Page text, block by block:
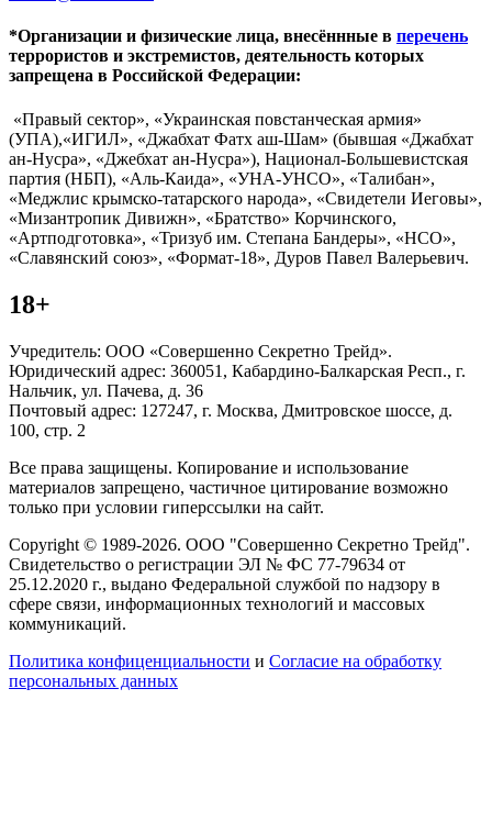
*Организации и физические лица, внесённные в перечень
террористов и экстремистов, деятельность которых
запрещена в Российской Федерации:
«Правый сектор», «Украинская повстанческая армия»
(УПА),«ИГИЛ», «Джабхат Фатх аш-Шам» (бывшая «Джабхат
ан-Нусра», «Джебхат ан-Нусра»), Национал-Большевистская
партия (НБП), «Аль-Каида», «УНА-УНСО», «Талибан»,
«Меджлис крымско-татарского народа», «Свидетели Иеговы»,
«Мизантропик Дивижн», «Братство» Корчинского,
«Артподготовка», «Тризуб им. Степана Бандеры», «НСО»,
«Славянский союз», «Формат-18», Дуров Павел Валерьевич.
18+
Учредитель: ООО «Совершенно Секретно Трейд».
Юридический адрес: 360051, Кабардино-Балкарская Респ., г.
Нальчик, ул. Пачева, д. 36
Почтовый адрес: 127247, г. Москва, Дмитровское шоссе, д.
100, стр. 2
Все права защищены. Копирование и использование
материалов запрещено, частичное цитирование возможно
только при условии гиперссылки на сайт.
Copyright © 1989-2026. ООО "Совершенно Секретно Трейд".
Свидетельство о регистрации ЭЛ № ФС 77-79634 от
25.12.2020 г., выдано Федеральной службой по надзору в
сфере связи, информационных технологий и массовых
коммуникаций.
Политика конфиценциальности и Согласие на обработку
персональных данных